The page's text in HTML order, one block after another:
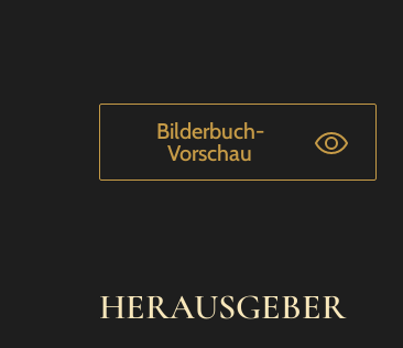
Bilderbuch-
Vorschau
HERAUSGEBER